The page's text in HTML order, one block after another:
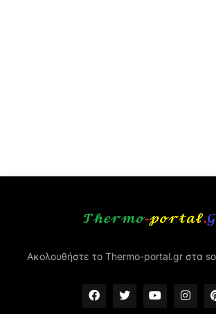
Ακολουθήστε το Thermo-portal.gr στα